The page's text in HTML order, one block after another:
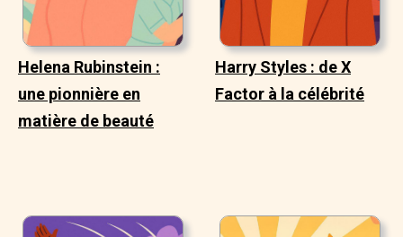
Helena Rubinstein :
une pionnière en
matière de beauté
Harry Styles : de X
Factor à la célébrité